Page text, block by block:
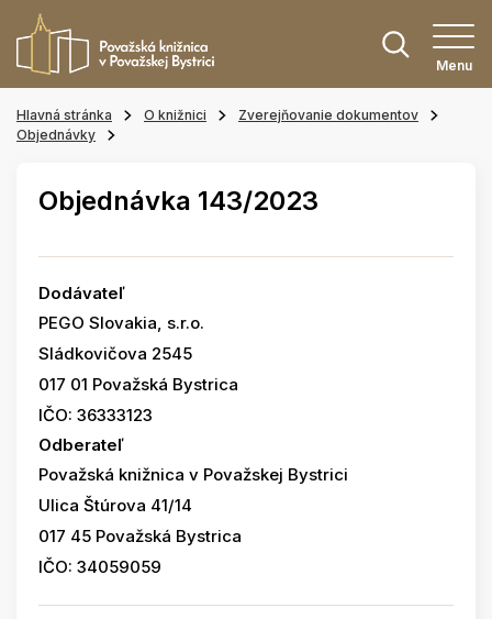
Menu
Hlavná stránka O knižnici
Zverejňovanie dokumentov
Objednávky
Objednávka 143/2023
Dodávateľ
PEGO Slovakia, s.r.o.
Sládkovičova 2545
017 01 Považská Bystrica
IČO: 36333123
Odberateľ
Považská knižnica v Považskej Bystrici
Ulica Štúrova 41/14
017 45 Považská Bystrica
IČO: 34059059